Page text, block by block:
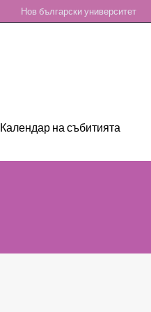
Нов български университет
Календар на събитията